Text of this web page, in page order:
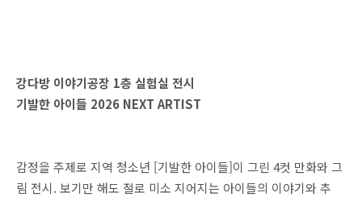
강다방 이야기공장 1층 실험실 전시
기발한 아이들 2026 NEXT ARTIST
감정을 주제로 지역 청소년 [기발한 아이들]이 그린 4컷 만화와 그
림 전시. 보기만 해도 절로 미소 지어지는 아이들의 이야기와 추